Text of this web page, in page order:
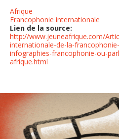
Afrique
Francophonie internationale
Lien de la source:
http://www.jeuneafrique.com/
internationale-de-la-
infographies-francophonie-ou-
afrique.html